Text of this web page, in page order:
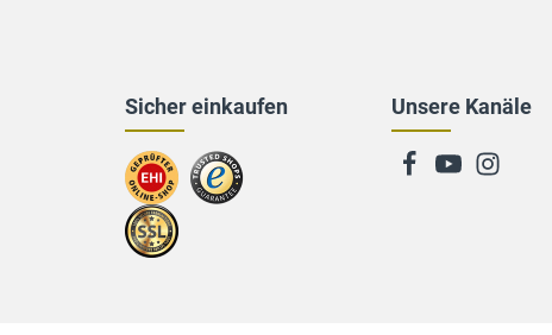
Unsere Kanäle
Sicher einkaufen
Zum
EHI-
Zertifikat
Zu
trusted